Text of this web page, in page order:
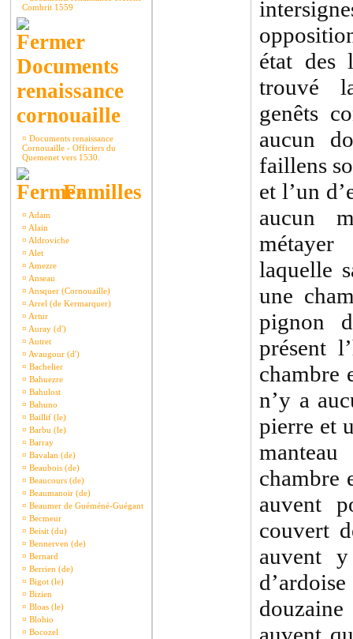
Combrit 1559
Documents
renaissance
cornouaille
¤ Documents renaissance
Cornouaille - Officiers du
Quemenet vers 1530.
Familles
¤ Adam
¤ Alain
¤ Aldroviche
¤ Alet
¤ Amezre
¤ Anseau
¤ Ansquer (Cornouaille)
¤ Arrel (de Kermarquer)
¤ Artur
¤ Auray (d')
¤ Autret
¤ Avaugour (d')
¤ Bachelier
¤ Bahuezre
¤ Bahulost
¤ Bahuno
¤ Baillif (le)
¤ Barbu (le)
¤ Barray
¤ Bavalan (de)
¤ Beaubois (de)
¤ Beaucours (de)
¤ Beaumanoir (de)
¤ Beaumer de Guéméné-Guégant
¤ Becmeur
¤ Beisit (du)
¤ Bennerven (de)
¤ Bernard
¤ Berrien (de)
¤ Bigot (le)
¤ Bizien
¤ Bloas (le)
¤ Blohio
¤ Bocozel
état des
trouvé
genêts
aucun
faillens
et l’un
aucun
laquelle
une
pignon
présent
chambre
n’y a
pierre et
chambre
auvent
couvert
auvent